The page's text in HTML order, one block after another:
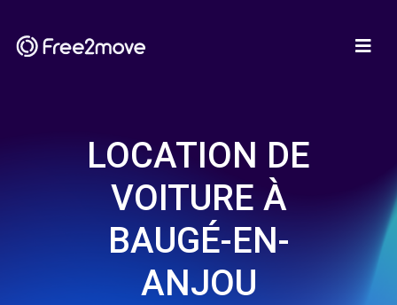
LOCATION DE
VOITURE À
BAUGÉ-EN-
ANJOU